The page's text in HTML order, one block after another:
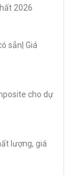
2026
sẵn| Giá
cho dự
lượng, giá